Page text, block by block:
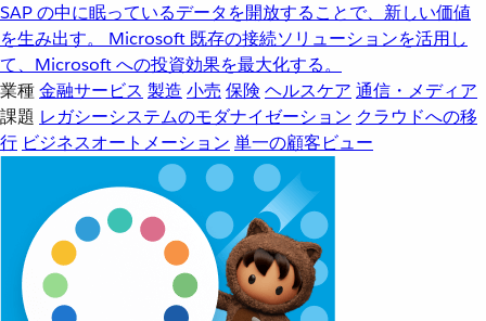
SAP の中に眠っているデータを開放することで、新しい価値
を生み出す。
Microsoft 既存の接続ソリューションを活用し
て、Microsoft への投資効果を最大化する。
業種金融サービス 製造 小売 保険 ヘルスケア 通信・メディア
課題 レガシーシステムのモダナイゼーション クラウドへの移
行 ビジネスオートメーション 単一の顧客ビュー